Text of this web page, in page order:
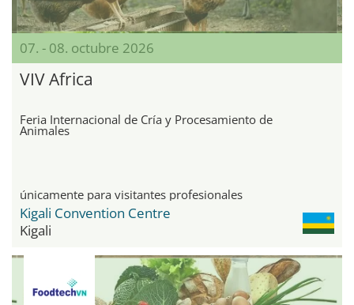
07. - 08. octubre 2026
VIV Africa
Feria Internacional de Cría y Procesamiento de
Animales
únicamente para visitantes profesionales
Kigali Convention Centre
Kigali